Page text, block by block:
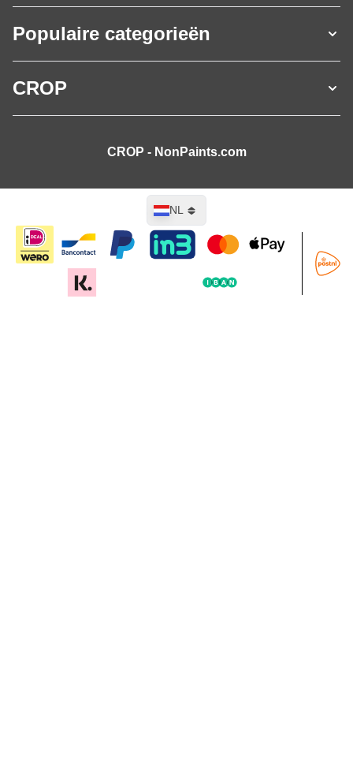
Populaire categorieën
CROP
CROP - NonPaints.com
Taal
NL